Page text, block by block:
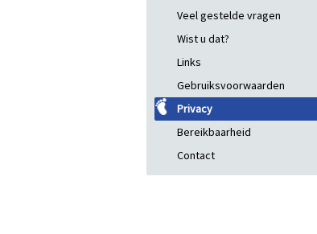
Veel gestelde vragen
Wist u dat?
Links
Gebruiksvoorwaarden
Privacy
Bereikbaarheid
Contact